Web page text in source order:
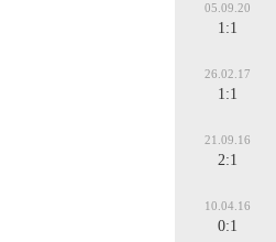
05.09.20
1:1
26.02.17
1:1
21.09.16
2:1
10.04.16
0:1